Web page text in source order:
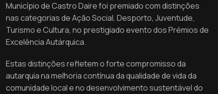
Município de Castro Daire foi premiado com distinções
nas categorias de Ação Social, Desporto, Juventude,
Turismo e Cultura, no prestigiado evento dos Prémios de
Excelência Autárquica.
Estas distinções refletem o forte compromisso da
autarquia na melhoria contínua da qualidade de vida da
comunidade local e no desenvolvimento sustentável do